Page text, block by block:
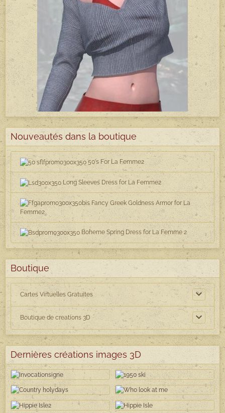
Nouveautés dans la boutique
50's For La Femme2
Long Sleeves Dress for La Femme2
Fancy Greek Goldness Armor for La
Femme2
Boheme Spring Dress for La Femme 2
Boutique
Cartes Virtuelles Gratuites
Boutique de creations 3D
Dernières créations images 3D